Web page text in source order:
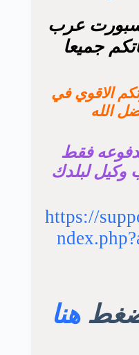
سبورت عرب
جميعا
الاقوي في
الله
فقط
وكيل لبلدك
https://
اضغطهنا